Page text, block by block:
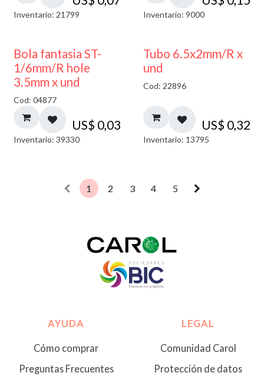
Inventario: 21799 Inventario: 9000
Bola fantasia ST-
1/6mm/R hole
3.5mm x und
Cod: 04877
US$ 0,03
Inventario: 39330
Tubo 6.5x2mm/R x
und
Cod: 22896
US$ 0,32
Inventario: 13795
1 2 3 4 5
AYUDA
Cómo comprar
Preguntas Frecuentes
LEGAL
Comunidad Carol
Protección de datos